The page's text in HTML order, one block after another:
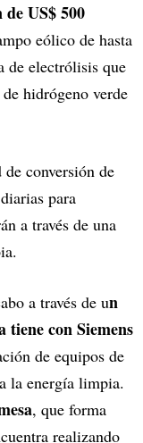
US$ 500
eólico de hasta
de electrólisis que
hidrógeno verde
conversión de
para
a través de una
a través de un
tiene con Siemens
de equipos de
la energía limpia.
, que forma
realizando